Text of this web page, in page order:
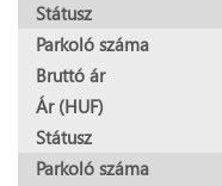
Státusz
Parkoló száma
Bruttó ár
Ár (HUF)
Státusz
Parkoló száma